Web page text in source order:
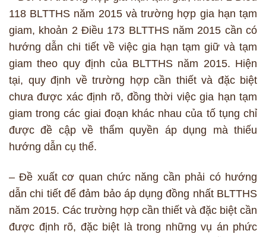
118 BLTTHS năm 2015 và trường hợp gia hạn tạm
giam, khoản 2 Điều 173 BLTTHS năm 2015 cần có
hướng dẫn chi tiết về việc gia hạn tạm giữ và tạm
giam theo quy định của BLTTHS năm 2015. Hiện
tại, quy định về trường hợp cần thiết và đặc biệt
chưa được xác định rõ, đồng thời việc gia hạn tạm
giam trong các giai đoạn khác nhau của tố tụng chỉ
được đề cập về thẩm quyền áp dụng mà thiếu
hướng dẫn cụ thể.
– Đề xuất cơ quan chức năng cần phải có hướng
dẫn chi tiết để đảm bảo áp dụng đồng nhất BLTTHS
năm 2015. Các trường hợp cần thiết và đặc biệt cần
được định rõ, đặc biệt là trong những vụ án phức